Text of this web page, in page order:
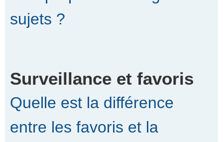
sujets ?
Surveillance et favoris
Quelle est la différence
entre les favoris et la